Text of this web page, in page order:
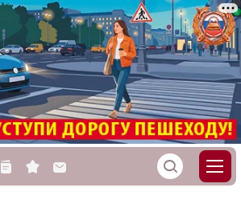
n s M S